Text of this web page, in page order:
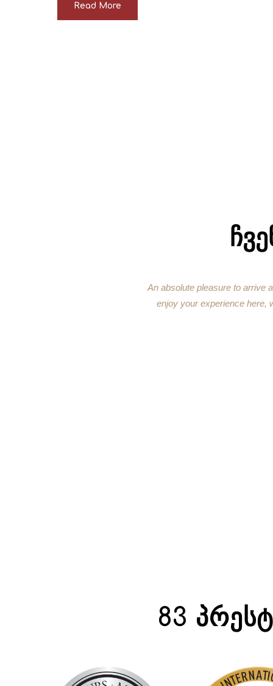
Read More
An absolute pleasure to arrive
enjoy your experience here,
83